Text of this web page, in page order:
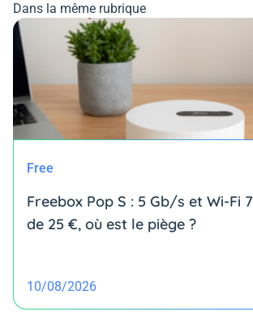
Dans la même rubrique
Free
Freebox Pop S : 5 Gb/s et Wi-Fi
de 25 €, où est le piège ?
10/08/2026